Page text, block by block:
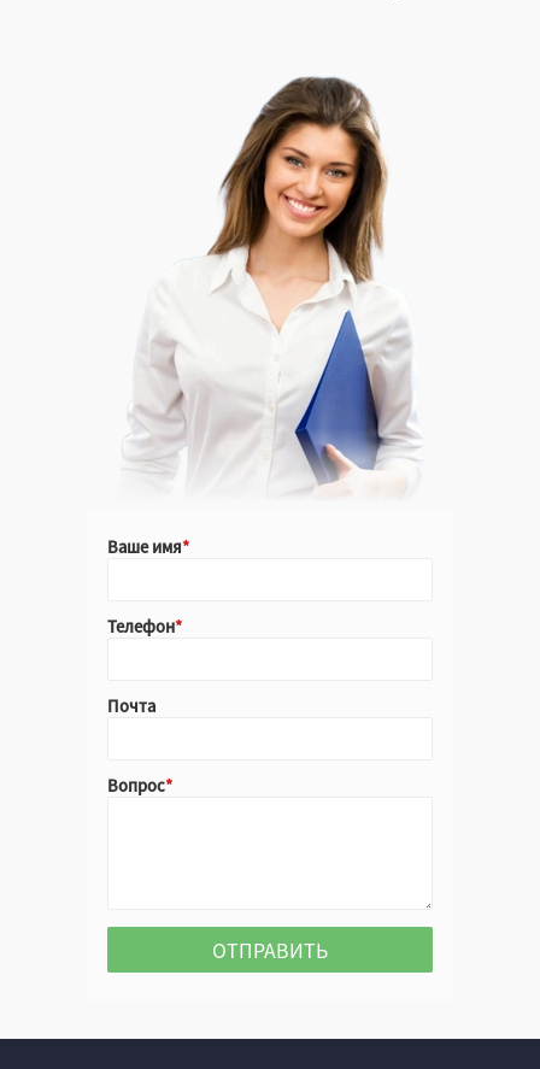
Лакирование
Офсетная печать
Каширование
Вырубка
Крафт
Черный
Ваше имя
Телефон
Почта
Вопрос